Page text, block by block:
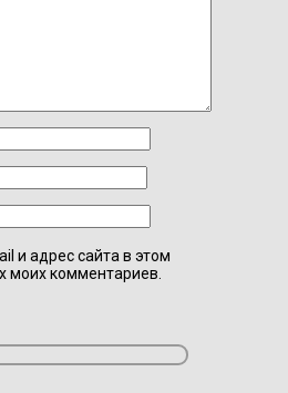
и адрес сайта в этом
моих комментариев.